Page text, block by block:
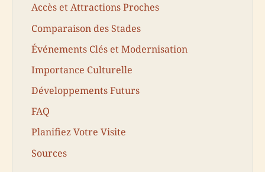
Accès et Attractions Proches
Comparaison des Stades
Événements Clés et Modernisation
Importance Culturelle
Développements Futurs
FAQ
Planifiez Votre Visite
Sources